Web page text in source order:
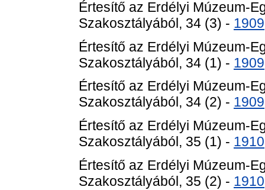
Értesítő az Erdélyi Múzeum-
Szakosztályából, 34 (3) - 1909
Értesítő az Erdélyi Múzeum-
Szakosztályából, 34 (1) - 1909
Értesítő az Erdélyi Múzeum-
Szakosztályából, 34 (2) - 1909
Értesítő az Erdélyi Múzeum-
Szakosztályából, 35 (1) - 1910
Értesítő az Erdélyi Múzeum-
Szakosztályából, 35 (2) - 1910